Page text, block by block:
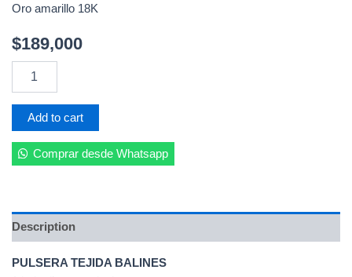
Oro amarillo 18K
$189,000
TEJIDA
quantity
Add to cart
Comprar desde Whatsapp
Description
PULSERA TEJIDA BALINES